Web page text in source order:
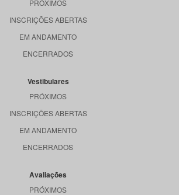
PRÓXIMOS
INSCRIÇÕES ABERTAS
EM ANDAMENTO
ENCERRADOS
Vestibulares
PRÓXIMOS
INSCRIÇÕES ABERTAS
EM ANDAMENTO
ENCERRADOS
Avaliações
PRÓXIMOS